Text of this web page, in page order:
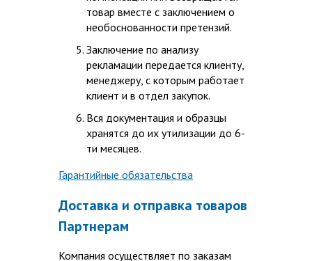
товар вместе с заключением о
необоснованности претензий.
Заключение по анализу
рекламации передается клиенту,
менеджеру, с которым работает
клиент и в отдел закупок.
Вся документация и образцы
хранятся до их утилизации до 6-
ти месяцев.
Гарантийные обязательства
Доставка и отправка товаров
Партнерам
Компания осуществляет по заказам